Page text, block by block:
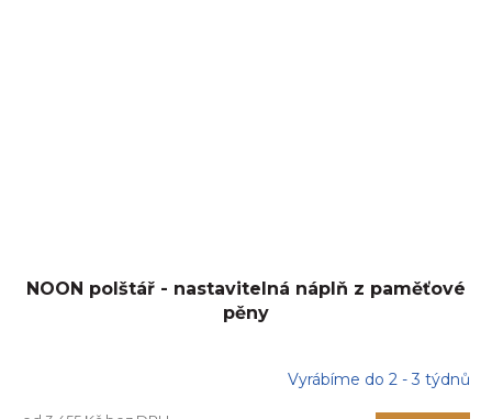
NOON polštář - nastavitelná náplň z paměťové
pěny
Vyrábíme do 2 - 3 týdnů